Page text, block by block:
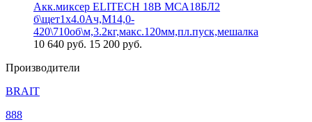
Акк.миксер ELITECH 18В МСА18БЛ2
б\щет1х4.0Ач,М14,0-
420\710об\м,3.2кг,макс.120мм,пл.пуск,мешалка
10 640 руб. 15 200 руб.
Производители
BRAIT
888